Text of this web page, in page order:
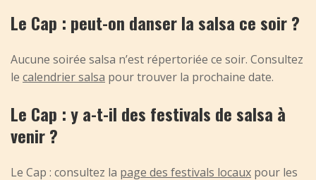
Le Cap : peut-on danser la salsa ce soir ?
Aucune soirée salsa n’est répertoriée ce soir. Consultez
le calendrier salsa pour trouver la prochaine date.
Le Cap : y a-t-il des festivals de salsa à
venir ?
Le Cap : consultez la page des festivals locaux pour les